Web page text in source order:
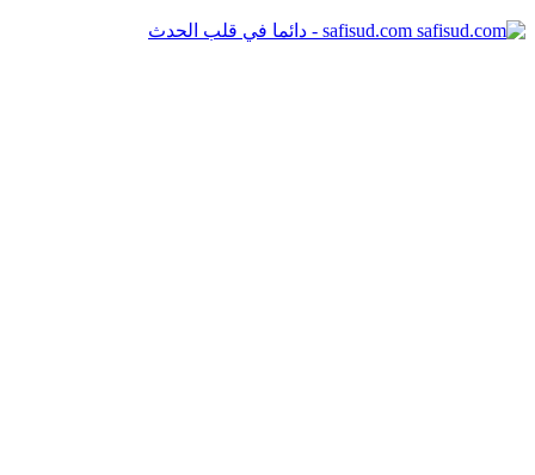
safisud.com - دائما في قلب الحدث